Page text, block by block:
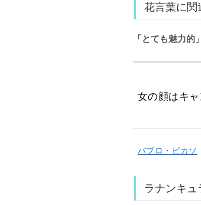
花言葉に関
「とても魅力的」
女の顔はキ
パブロ・ピカソ
ラナンキ